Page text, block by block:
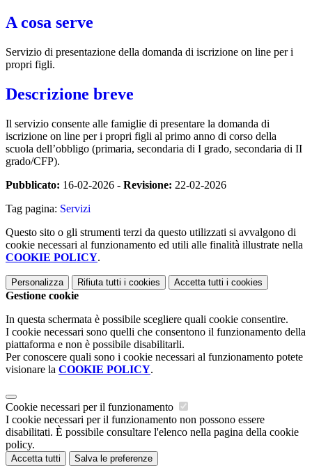
A cosa serve
Servizio di presentazione della domanda di iscrizione on line per i
propri figli.
Descrizione breve
Il servizio consente alle famiglie di presentare la domanda di
iscrizione on line per i propri figli al primo anno di corso della
scuola dell’obbligo (primaria, secondaria di I grado, secondaria di II
grado/CFP).
Pubblicato: 16-02-2026 - Revisione: 22-02-2026
Tag pagina: Servizi
Questo sito o gli strumenti terzi da questo utilizzati si avvalgono di
cookie necessari al funzionamento ed utili alle finalità illustrate nella
COOKIE POLICY.
Personalizza Rifiuta tutti i cookies Accetta tutti i cookies
Gestione cookie
In questa schermata è possibile scegliere quali cookie consentire.
I cookie necessari sono quelli che consentono il funzionamento della
piattaforma e non è possibile disabilitarli.
Per conoscere quali sono i cookie necessari al funzionamento potete
visionare la COOKIE POLICY.
Cookie necessari per il funzionamento
I cookie necessari per il funzionamento non possono essere
disabilitati. È possibile consultare l'elenco nella pagina della cookie
policy.
Accetta tutti Salva le preferenze